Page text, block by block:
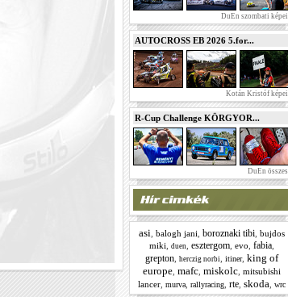
DuEn szombati képei
AUTOCROSS EB 2026 5.for...
Kotán Kristóf képei
R-Cup Challenge KÖRGYOR...
DuEn összes
asi balogh jani boroznaki tibi, bujdos
miki
duen esztergom, evo fabia,
grepton, herczig norbi itiner, king of
europe, mafc, miskolc, mitsubishi
lancer, murva, rallyracing, rte, skoda wrc